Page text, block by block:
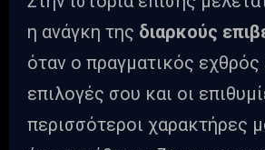
η ανάγκη της διαρκούς
όταν ο πραγματικός εχθρός
επιλογές σου και οι
περισσότεροι χαρακτήρες